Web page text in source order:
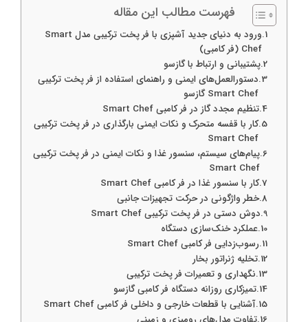
فهرست مطالب این مقاله
ورود به دنیای جدید آشپزی با فر پخت ترکیبی مدل Smart
Chef (فر کامبی)
پشتیبانی و ارتباط با گازسو
دستورالعمل‌های ایمنی و راهنمای استفاده از فر پخت ترکیبی
Smart Chef گازسو
تنظیم مجدد گاز در فر کامبی Smart Chef
کار با قفسه متحرک و نکات ایمنی بارگذاری در فر پخت ترکیبی
Smart Chef
پیام‌های سیستم، سنسور غذا و نکات ایمنی در فر پخت ترکیبی
Smart Chef
کار با سنسور غذا در فر کامبی Smart Chef
خطر واژگونی در حرکت تجهیزات جانبی
دوش دستی در فر پخت ترکیبی Smart Chef
عملکرد خنک‌سازی دستگاه
رسوب‌زدایی فر کامبی Smart Chef
تخلیه ژنراتور بخار
نگهداری و تعمیرات فر پخت ترکیبی
تمیزکاری روزانه دستگاه فر کامبی گازسو
آشنایی با قطعات خارجی و داخلی فر کامبی Smart Chef